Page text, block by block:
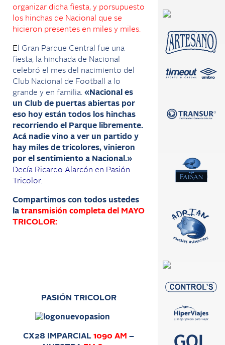
organizar dicha fiesta, y porsupuesto
los hinchas de Nacional que se
hicieron presentes en miles y miles.
E l Gran Parque Central fue una
fiesta, la hinchada de Nacional
celebró el mes del nacimiento del
Club Nacional de Football a lo
grande y en familia. «Nacional es
un Club de puertas abiertas por
eso hoy están todos los hinchas
recorriendo el Parque libremente.
Acá nadie vino a ver un partido y
hay miles de tricolores, vinieron
por el sentimiento a Nacional .»
Decía Ricardo Alarcón en Pasión
Tricolor.
Compartimos con todos ustedes
la transmisión completa del MAYO
TRICOLOR:
PASIÓN TRICOLOR
CX28 IMPARCIAL1090 AM –